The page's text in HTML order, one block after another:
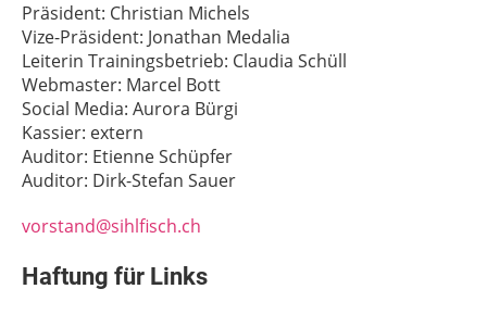
Präsident: Christian Michels
Vize-Präsident: Jonathan Medalia
Leiterin Trainingsbetrieb: Claudia Schüll
Webmaster: Marcel Bott
Social Media: Aurora Bürgi
Kassier: extern
Auditor: Etienne Schüpfer
Auditor: Dirk-Stefan Sauer
vorstand@sihlfisch.ch
Haftung für Links